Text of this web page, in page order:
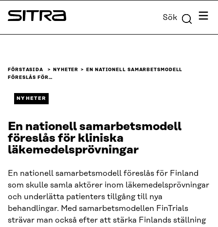
Skip to
content
Sitra Sök Meny
FÖRSTASIDA NYHETER
EN NATIONELL SAMARBETSMODELL
FÖRESLÅS FÖR…
NYHETER
En nationell samarbetsmodell
föreslås för kliniska
läkemedelsprövningar
En nationell samarbetsmodell föreslås för Finland
som skulle samla aktörer inom läkemedelsprövningar
och underlätta patienters tillgång till nya
behandlingar. Med samarbetsmodellen FinTrials
strävar man också efter att stärka Finlands ställning